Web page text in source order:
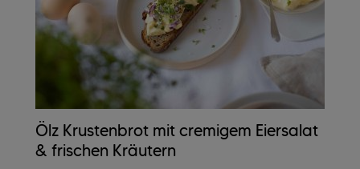
Ölz Krustenbrot mit cremigem Eiersalat
& frischen Kräutern